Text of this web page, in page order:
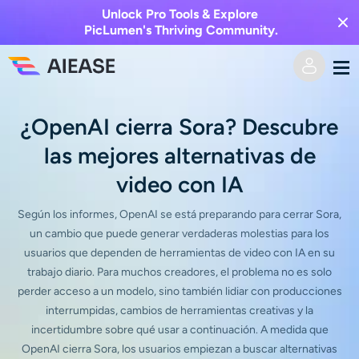
Unlock Pro Tools & Explore
PicLumen's Thriving Community.
AI Video
Imagen a video
Efectos de video
Generador de besos de IA
Imagen AI
Imagen a imagen
Texto a imagen
Herramientas de IA
Editor y creador de fotos
Precios
¿OpenAI cierra Sora? Descubre
las mejores alternativas de
video con IA
Según los informes, OpenAI se está preparando para cerrar Sora,
un cambio que puede generar verdaderas molestias para los
usuarios que dependen de herramientas de video con IA en su
trabajo diario. Para muchos creadores, el problema no es solo
perder acceso a un modelo, sino también lidiar con producciones
interrumpidas, cambios de herramientas creativas y la
incertidumbre sobre qué usar a continuación. A medida que
OpenAI cierra Sora, los usuarios empiezan a buscar alternativas